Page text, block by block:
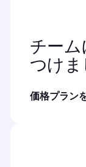
チー
つけま
価格プラン